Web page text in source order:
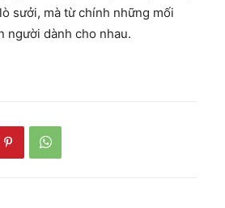
sưởi, mà từ chính những mối
người dành cho nhau.